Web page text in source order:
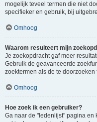
mogelijk teveel termen die niet
specifieker en gebruik, bij
Omhoog
Waarom resulteert mijn
Je zoekopdracht gaf meer
Gebruik de geavanceerde
zoektermen als de te doorzoeken
Omhoog
Hoe zoek ik een gebruiker?
Ga naar de "ledenlijst" pagina en